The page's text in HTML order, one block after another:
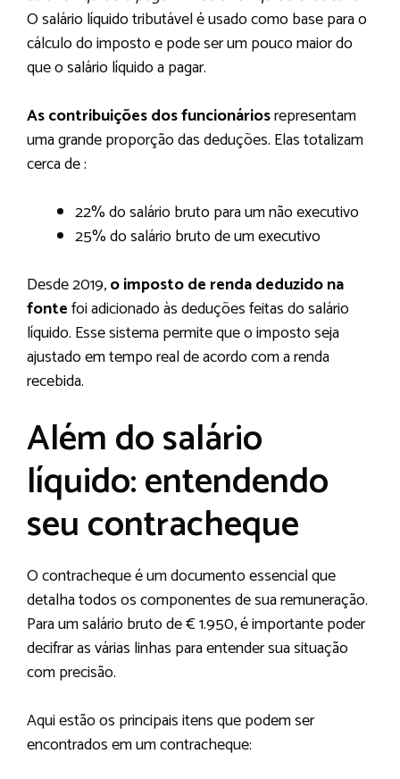
O salário líquido tributável é usado como base para o
cálculo do imposto e pode ser um pouco maior do
que o salário líquido a pagar.
As contribuições dos funcionáriosrepresentam
uma grande proporção das deduções. Elas totalizam
cerca de :
22% do salário bruto para um não executivo
25% do salário bruto de um executivo
Desde 2019,o imposto de renda deduzido na
fontefoi adicionado às deduções feitas do salário
líquido. Esse sistema permite que o imposto seja
ajustado em tempo real de acordo com a renda
recebida.
Além do salário
líquido: entendendo
seu contracheque
O contracheque é um documento essencial que
detalha todos os componentes de sua remuneração.
Para um salário bruto de € 1.950, é importante poder
decifrar as várias linhas para entender sua situação
com precisão.
Aqui estão os principais itens que podem ser
encontrados em um contracheque: